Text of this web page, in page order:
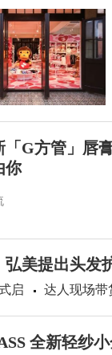
「G方管」唇
你
弘美提出头发
启 达人现场带
全新轻纱